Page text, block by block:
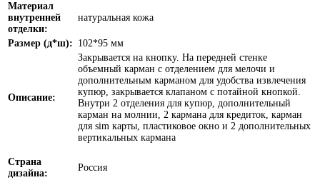
Материал
внутренней
отделки:
натуральная кожа
Размер (д*ш): 102*95 мм
Описание:
Закрывается на кнопку. На передней стенке
объемный карман с отделением для мелочи и
дополнительным карманом для удобства извлечения
купюр, закрывается клапаном с потайной кнопкой.
Внутри 2 отделения для купюр, дополнительный
карман на молнии, 2 кармана для кредиток, карман
для sim карты, пластиковое окно и 2 дополнительных
вертикальных кармана
Страна
дизайна:
Россия